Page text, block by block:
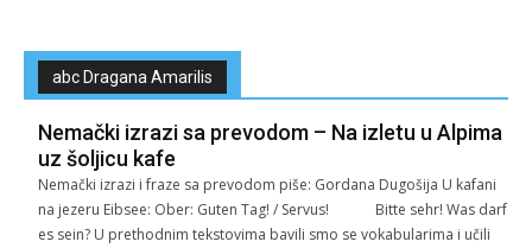
abc Dragana Amarilis
Nemački izrazi sa prevodom – Na izletu u Alpima
uz šoljicu kafe
Nemački izrazi i fraze sa prevodom piše: Gordana Dugošija U kafani
na jezeru Eibsee: Ober: Guten Tag! / Servus! Bitte sehr! Was darf
es sein? U prethodnim tekstovima bavili smo se vokabularima i učili